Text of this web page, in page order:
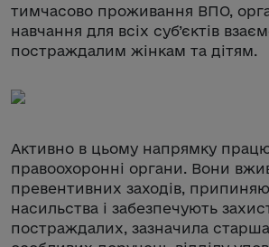
тимчасово проживання ВПО,
навчання для всіх суб’єктів
постраждалим жінкам та дітям.
Активно в цьому напрямку
правоохоронні органи. Вони
превентивних заходів,
насильства і забезпечують
постраждалих, зазначила